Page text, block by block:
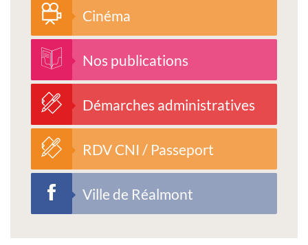
Cinéma
Nos publications
Démarches administratives
RDV CNI / Passeport
Ville de Réalmont